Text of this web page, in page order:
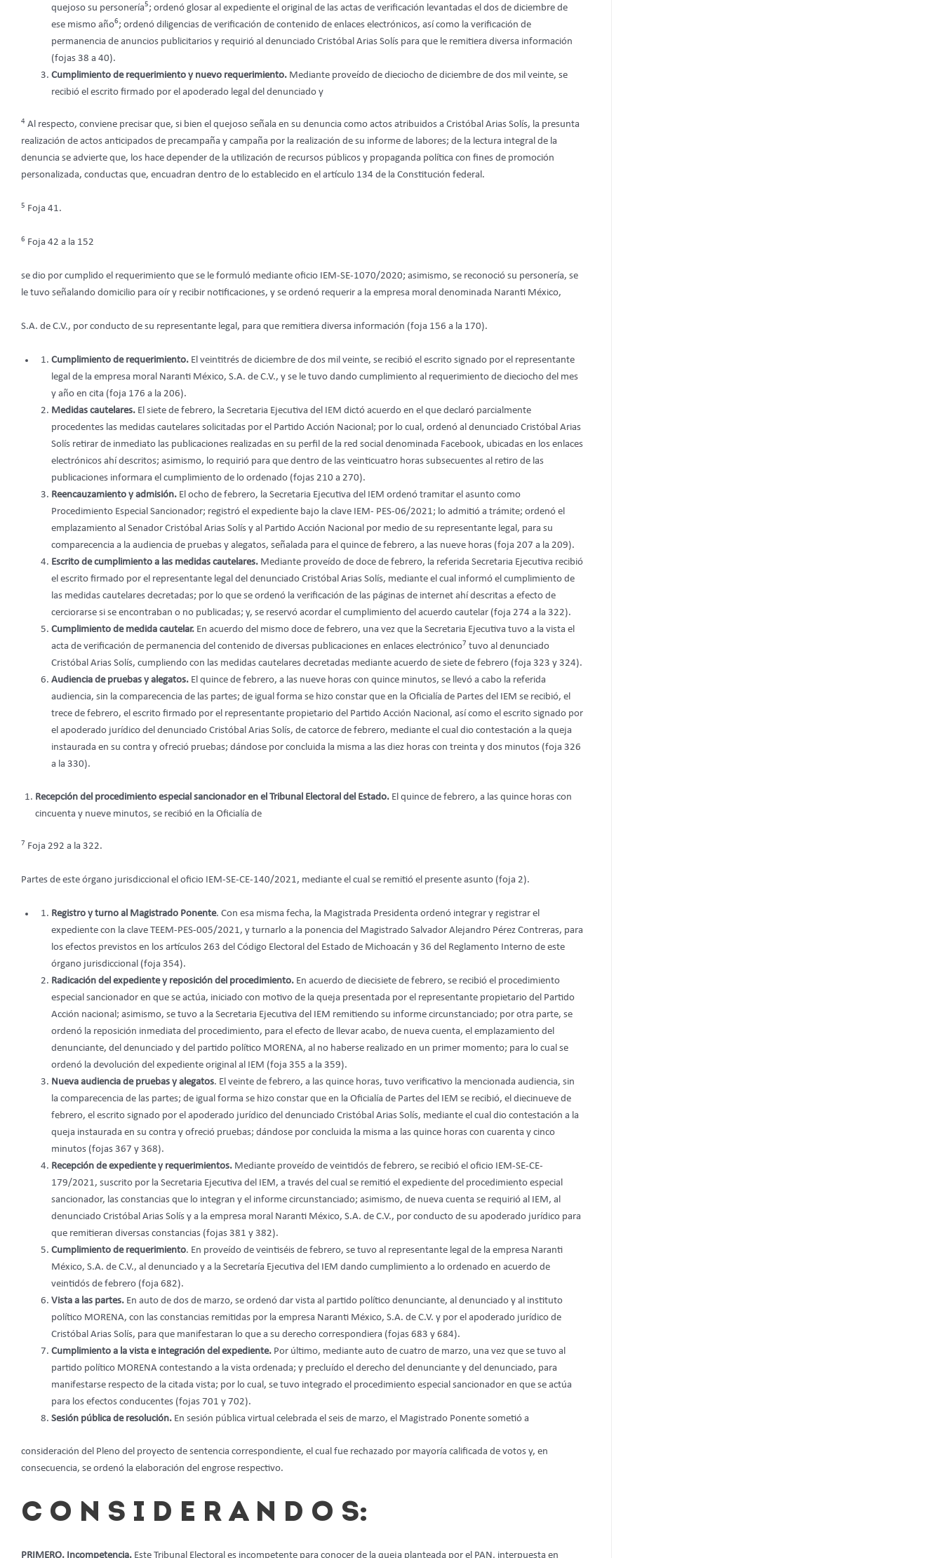
quejoso su personería5; ordenó glosar al expediente el original de las actas de verificación levantadas el dos de diciembre de
ese mismo año6; ordenó diligencias de verificación de contenido de enlaces electrónicos, así como la verificación de
permanencia de anuncios publicitarios y requirió al denunciado Cristóbal Arias Solís para que le remitiera diversa información
(fojas 38 a 40).
Cumplimiento de requerimiento y nuevo requerimiento. Mediante proveído de dieciocho de diciembre de dos mil veinte, se
recibió el escrito firmado por el apoderado legal del denunciado y
4 Al respecto, conviene precisar que, si bien el quejoso señala en su denuncia como actos atribuidos a Cristóbal Arias Solís, la presunta
realización de actos anticipados de precampaña y campaña por la realización de su informe de labores; de la lectura integral de la
denuncia se advierte que, los hace depender de la utilización de recursos públicos y propaganda política con fines de promoción
personalizada, conductas que, encuadran dentro de lo establecido en el artículo 134 de la Constitución federal.
5 Foja 41.
6 Foja 42 a la 152
se dio por cumplido el requerimiento que se le formuló mediante oficio IEM-SE-1070/2020; asimismo, se reconoció su personería, se
le tuvo señalando domicilio para oír y recibir notificaciones, y se ordenó requerir a la empresa moral denominada Naranti México,
S.A. de C.V., por conducto de su representante legal, para que remitiera diversa información (foja 156 a la 170).
Cumplimiento de requerimiento. El veintitrés de diciembre de dos mil veinte, se recibió el escrito signado por el representante
legal de la empresa moral Naranti México, S.A. de C.V., y se le tuvo dando cumplimiento al requerimiento de dieciocho del mes
y año en cita (foja 176 a la 206).
Medidas cautelares. El siete de febrero, la Secretaria Ejecutiva del IEM dictó acuerdo en el que declaró parcialmente
procedentes las medidas cautelares solicitadas por el Partido Acción Nacional; por lo cual, ordenó al denunciado Cristóbal Arias
Solís retirar de inmediato las publicaciones realizadas en su perfil de la red social denominada Facebook, ubicadas en los enlaces
electrónicos ahí descritos; asimismo, lo requirió para que dentro de las veinticuatro horas subsecuentes al retiro de las
publicaciones informara el cumplimiento de lo ordenado (fojas 210 a 270).
Reencauzamiento y admisión. El ocho de febrero, la Secretaria Ejecutiva del IEM ordenó tramitar el asunto como
Procedimiento Especial Sancionador; registró el expediente bajo la clave IEM- PES-06/2021; lo admitió a trámite; ordenó el
emplazamiento al Senador Cristóbal Arias Solís y al Partido Acción Nacional por medio de su representante legal, para su
comparecencia a la audiencia de pruebas y alegatos, señalada para el quince de febrero, a las nueve horas (foja 207 a la 209).
Escrito de cumplimiento a las medidas cautelares. Mediante proveído de doce de febrero, la referida Secretaria Ejecutiva recibió
el escrito firmado por el representante legal del denunciado Cristóbal Arias Solís, mediante el cual informó el cumplimiento de
las medidas cautelares decretadas; por lo que se ordenó la verificación de las páginas de internet ahí descritas a efecto de
cerciorarse si se encontraban o no publicadas; y, se reservó acordar el cumplimiento del acuerdo cautelar (foja 274 a la 322).
Cumplimiento de medida cautelar. En acuerdo del mismo doce de febrero, una vez que la Secretaria Ejecutiva tuvo a la vista el
acta de verificación de permanencia del contenido de diversas publicaciones en enlaces electrónico7 tuvo al denunciado
Cristóbal Arias Solís, cumpliendo con las medidas cautelares decretadas mediante acuerdo de siete de febrero (foja 323 y 324).
Audiencia de pruebas y alegatos. El quince de febrero, a las nueve horas con quince minutos, se llevó a cabo la referida
audiencia, sin la comparecencia de las partes; de igual forma se hizo constar que en la Oficialía de Partes del IEM se recibió, el
trece de febrero, el escrito firmado por el representante propietario del Partido Acción Nacional, así como el escrito signado por
el apoderado jurídico del denunciado Cristóbal Arias Solís, de catorce de febrero, mediante el cual dio contestación a la queja
instaurada en su contra y ofreció pruebas; dándose por concluida la misma a las diez horas con treinta y dos minutos (foja 326
a la 330).
Recepción del procedimiento especial sancionador en el Tribunal Electoral del Estado. El quince de febrero, a las quince horas con
cincuenta y nueve minutos, se recibió en la Oficialía de
7 Foja 292 a la 322.
Partes de este órgano jurisdiccional el oficio IEM-SE-CE-140/2021, mediante el cual se remitió el presente asunto (foja 2).
Registro y turno al Magistrado Ponente. Con esa misma fecha, la Magistrada Presidenta ordenó integrar y registrar el
expediente con la clave TEEM-PES-005/2021, y turnarlo a la ponencia del Magistrado Salvador Alejandro Pérez Contreras, para
los efectos previstos en los artículos 263 del Código Electoral del Estado de Michoacán y 36 del Reglamento Interno de este
órgano jurisdiccional (foja 354).
Radicación del expediente y reposición del procedimiento. En acuerdo de diecisiete de febrero, se recibió el procedimiento
especial sancionador en que se actúa, iniciado con motivo de la queja presentada por el representante propietario del Partido
Acción nacional; asimismo, se tuvo a la Secretaria Ejecutiva del IEM remitiendo su informe circunstanciado; por otra parte, se
ordenó la reposición inmediata del procedimiento, para el efecto de llevar acabo, de nueva cuenta, el emplazamiento del
denunciante, del denunciado y del partido político MORENA, al no haberse realizado en un primer momento; para lo cual se
ordenó la devolución del expediente original al IEM (foja 355 a la 359).
Nueva audiencia de pruebas y alegatos. El veinte de febrero, a las quince horas, tuvo verificativo la mencionada audiencia, sin
la comparecencia de las partes; de igual forma se hizo constar que en la Oficialía de Partes del IEM se recibió, el diecinueve de
febrero, el escrito signado por el apoderado jurídico del denunciado Cristóbal Arias Solís, mediante el cual dio contestación a la
queja instaurada en su contra y ofreció pruebas; dándose por concluida la misma a las quince horas con cuarenta y cinco
minutos (fojas 367 y 368).
Recepción de expediente y requerimientos. Mediante proveído de veintidós de febrero, se recibió el oficio IEM-SE-CE-
179/2021, suscrito por la Secretaria Ejecutiva del IEM, a través del cual se remitió el expediente del procedimiento especial
sancionador, las constancias que lo integran y el informe circunstanciado; asimismo, de nueva cuenta se requirió al IEM, al
denunciado Cristóbal Arias Solís y a la empresa moral Naranti México, S.A. de C.V., por conducto de su apoderado jurídico para
que remitieran diversas constancias (fojas 381 y 382).
Cumplimiento de requerimiento. En proveído de veintiséis de febrero, se tuvo al representante legal de la empresa Naranti
México, S.A. de C.V., al denunciado y a la Secretaría Ejecutiva del IEM dando cumplimiento a lo ordenado en acuerdo de
veintidós de febrero (foja 682).
Vista a las partes. En auto de dos de marzo, se ordenó dar vista al partido político denunciante, al denunciado y al instituto
político MORENA, con las constancias remitidas por la empresa Naranti México, S.A. de C.V. y por el apoderado jurídico de
Cristóbal Arias Solís, para que manifestaran lo que a su derecho correspondiera (fojas 683 y 684).
Cumplimiento a la vista e integración del expediente. Por último, mediante auto de cuatro de marzo, una vez que se tuvo al
partido político MORENA contestando a la vista ordenada; y precluído el derecho del denunciante y del denunciado, para
manifestarse respecto de la citada vista; por lo cual, se tuvo integrado el procedimiento especial sancionador en que se actúa
para los efectos conducentes (fojas 701 y 702).
Sesión pública de resolución. En sesión pública virtual celebrada el seis de marzo, el Magistrado Ponente sometió a
consideración del Pleno del proyecto de sentencia correspondiente, el cual fue rechazado por mayoría calificada de votos y, en
consecuencia, se ordenó la elaboración del engrose respectivo.
C O N S I D E R A N D O S:
PRIMERO. Incompetencia. Este Tribunal Electoral es incompetente para conocer de la queja planteada por el PAN, interpuesta en